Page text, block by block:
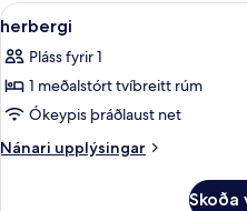
Skoða
allar
myndir
fyrir
herbergi
1
herbergi
Pláss fyrir 1
1 meðalstórt tvíbreitt rúm
Ókeypis þráðlaust net
Nánari upplýsingar
Nánari